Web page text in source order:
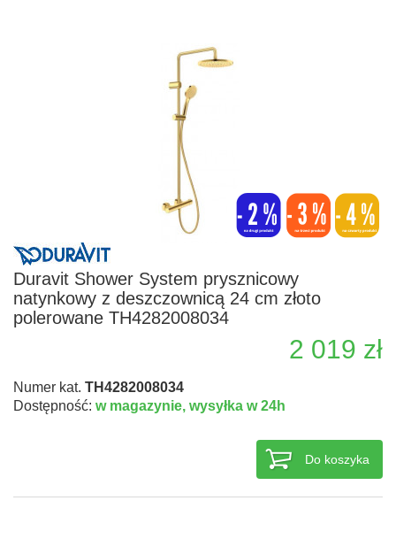
Duravit Shower System prysznicowy
natynkowy z deszczownicą 24 cm złoto
polerowane TH4282008034
2 019 zł
Numer kat. TH4282008034
Dostępność: w magazynie, wysyłka w 24h
Do koszyka